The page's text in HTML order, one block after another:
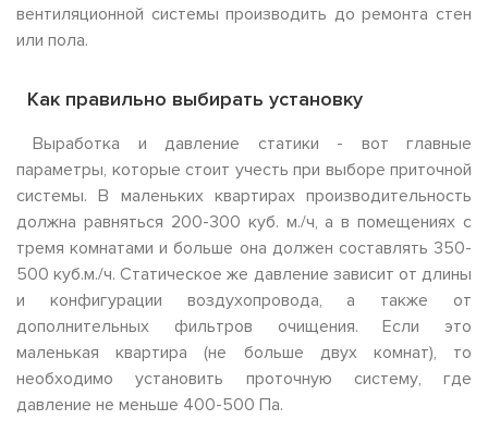
вентиляционной системы производить до ремонта стен
или пола.
Как правильно выбирать установку
Выработка и давление статики - вот главные
параметры, которые стоит учесть при выборе приточной
системы. В маленьких квартирах производительность
должна равняться 200-300 куб. м./ч, а в помещениях с
тремя комнатами и больше она должен составлять 350-
500 куб.м./ч. Статическое же давление зависит от длины
и конфигурации воздухопровода, а также от
дополнительных фильтров очищения. Если это
маленькая квартира (не больше двух комнат), то
необходимо установить проточную систему, где
давление не меньше 400-500 Па.